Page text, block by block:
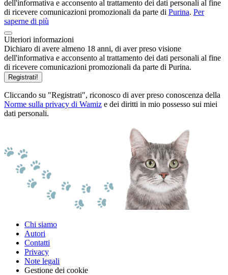
dell'informativa e acconsento al trattamento dei dati personali al fine
di ricevere comunicazioni promozionali da parte di Purina. Per
saperne di più
Ulteriori informazioni
Dichiaro di avere almeno 18 anni, di aver preso visione
dell'informativa e acconsento al trattamento dei dati personali al fine
di ricevere comunicazioni promozionali da parte di Purina.
Registrati!
Cliccando su "Registrati", riconosco di aver preso conoscenza della
Norme sulla privacy di Wamiz e dei diritti in mio possesso sui miei
dati personali.
Chi siamo
Autori
Contatti
Privacy
Note legali
Gestione dei cookie